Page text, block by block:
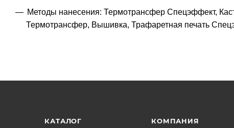
Методы нанесения: Термотрансфер Спецэффект,
Термотрансфер, Вышивка, Трафаретная печать
КАТАЛОГ КОМПАНИЯ